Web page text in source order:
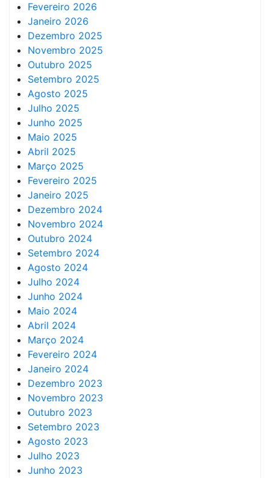
Fevereiro 2026
Janeiro 2026
Dezembro 2025
Novembro 2025
Outubro 2025
Setembro 2025
Agosto 2025
Julho 2025
Junho 2025
Maio 2025
Abril 2025
Março 2025
Fevereiro 2025
Janeiro 2025
Dezembro 2024
Novembro 2024
Outubro 2024
Setembro 2024
Agosto 2024
Julho 2024
Junho 2024
Maio 2024
Abril 2024
Março 2024
Fevereiro 2024
Janeiro 2024
Dezembro 2023
Novembro 2023
Outubro 2023
Setembro 2023
Agosto 2023
Julho 2023
Junho 2023